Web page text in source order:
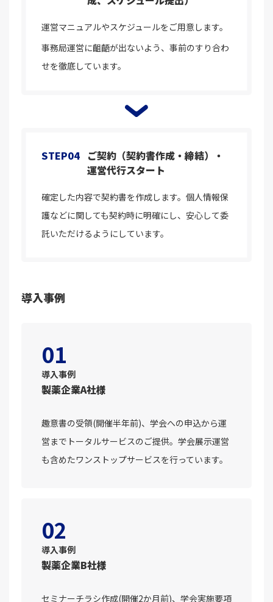
運営マニュアルやスケジュールをご用意します。
事務局運営に齟齬が出ないよう、事前のすり合わ
せを徹底しています。
STEP04 ご契約（契約書作成・締結）・
運営代行スタート
確定した内容で契約書を作成します。個人情報保
護などに関しても契約時に明確にし、安心して委
託いただけるようにしています。
導入事例
01
導入事例
製薬企業A社様
趣意書の受領(開催半年前)、学会への申込から運
営までトータルサービスのご提供。学会展示運営
も含めたワンストップサービスを行っています。
02
導入事例
製薬企業B社様
セミナーチラシ作成(開催2か月前)、学会実施要項